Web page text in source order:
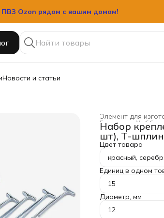
ПВЗ Ozon рядом с вашим домом!
ПВЗ Ozon рядом с вашим домом!
Новости и статьи
Элемент для
Хобби и
Главная
Набор
шт), Т-
Цвет товара
красный,
Единиц в одном
15
Диаметр, мм
12